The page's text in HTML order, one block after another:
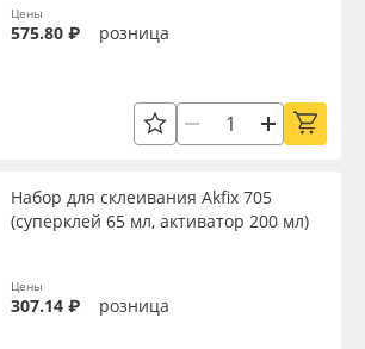
Цены
575.80 ₽ розница
Набор для склеивания Akfix 705
(суперклей 65 мл, активатор 200 мл)
Цены
307.14 ₽ розница